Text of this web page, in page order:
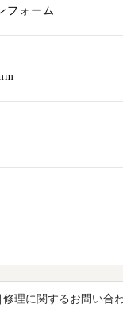
フォーム
修理に関するお問い合